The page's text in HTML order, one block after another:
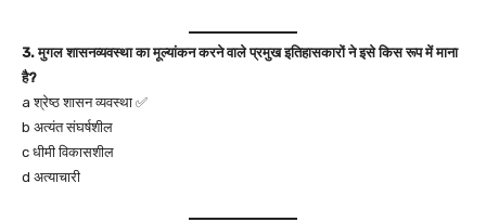
3. मुगल शासनव्यवस्था का मूल्यांकन करने वाले प्रमुख इतिहासकारों ने इसे किस रूप में माना
है?
a श्रेष्ठ शासन व्यवस्था ✅
b अत्यंत संघर्षशील
c धीमी विकासशील
d अत्याचारी